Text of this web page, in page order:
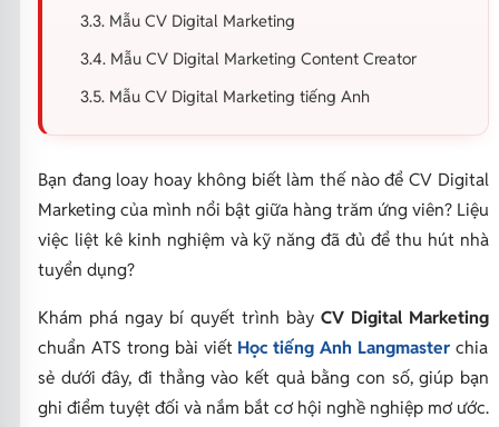
3.3. Mẫu CV Digital Marketing
3.4. Mẫu CV Digital Marketing Content Creator
3.5. Mẫu CV Digital Marketing tiếng Anh
Bạn đang loay hoay không biết làm thế nào để CV Digital
Marketing của mình nổi bật giữa hàng trăm ứng viên? Liệu
việc liệt kê kinh nghiệm và kỹ năng đã đủ để thu hút nhà
tuyển dụng?
Khám phá ngay bí quyết trình bày CV Digital Marketing
chuẩn ATS trong bài viết Học tiếng Anh Langmaster chia
sẻ dưới đây, đi thẳng vào kết quả bằng con số, giúp bạn
ghi điểm tuyệt đối và nắm bắt cơ hội nghề nghiệp mơ ước.